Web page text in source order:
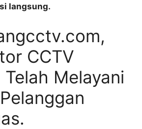
langsung.
CCTV
Telah Melayani